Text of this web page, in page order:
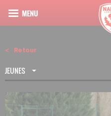
Retour
JEUNES